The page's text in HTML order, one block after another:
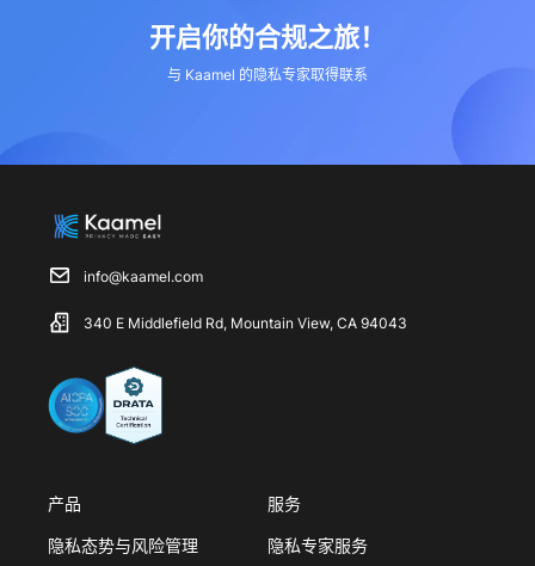
开启你的合规之旅！
与 Kaamel 的隐私专家取得联系
info@kaamel.com
340 E Middlefield Rd, Mountain View, CA 94043
产品
隐私态势与风险管理
服务
隐私专家服务